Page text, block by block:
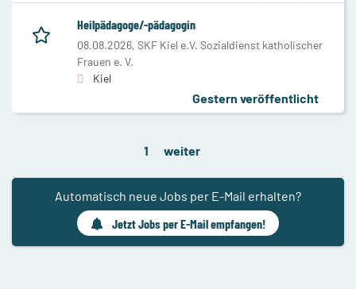
Heilpädagoge/-pädagogin
08.08.2026, SKF Kiel e.V. Sozialdienst katholischer
Frauen e. V.
Kiel
Gestern veröffentlicht
1 weiter
Automatisch neue Jobs per E-Mail erhalten?
Jetzt Jobs per E-Mail empfangen!